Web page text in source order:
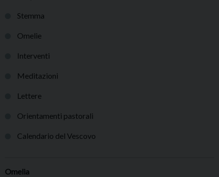
Stemma
Omelie
Interventi
Meditazioni
Lettere
Orientamenti pastorali
Calendario del Vescovo
Omelia